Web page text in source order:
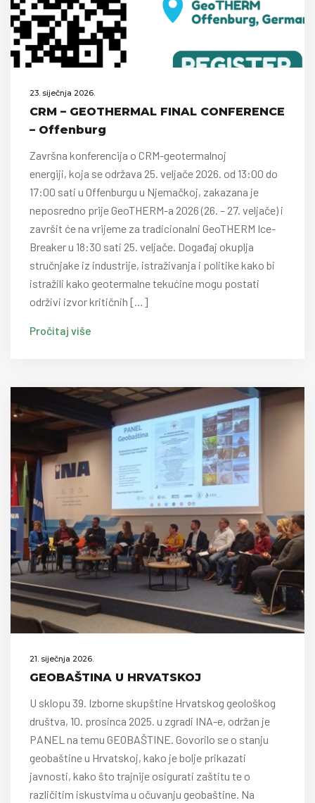
23. siječnja 2026.
CRM – GEOTHERMAL FINAL CONFERENCE
– Offenburg
Završna konferencija o CRM-geotermalnoj
energiji, koja se održava 25. veljače 2026. od 13:00 do
17:00 sati u Offenburgu u Njemačkoj, zakazana je
neposredno prije GeoTHERM-a 2026 (26. – 27. veljače) i
završit će na vrijeme za tradicionalni GeoTHERM Ice-
Breaker u 18:30 sati 25. veljače. Događaj okuplja
stručnjake iz industrije, istraživanja i politike kako bi
istražili kako geotermalne tekućine mogu postati
održivi izvor kritičnih […]
Pročitaj više
21. siječnja 2026.
GEOBAŠTINA U HRVATSKOJ
U sklopu 39. Izborne skupštine Hrvatskog geološkog
društva, 10. prosinca 2025. u zgradi INA-e, održan je
PANEL na temu GEOBAŠTINE. Govorilo se o stanju
geobaštine u Hrvatskoj, kako je bolje prikazati
javnosti, kako što trajnije osigurati zaštitu te o
različitim iskustvima u očuvanju geobaštine. Na